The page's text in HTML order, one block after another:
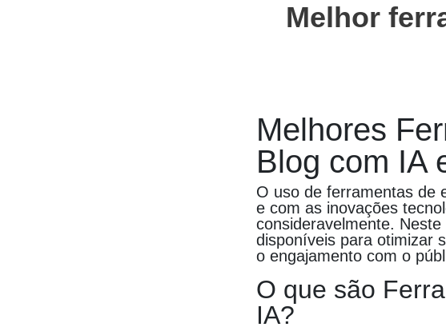
Melhor
Melhores
Blog com IA
O uso de ferramentas de
e com as inovações
consideravelmente.
disponíveis para otimizar
o engajamento com o
O que são
IA?